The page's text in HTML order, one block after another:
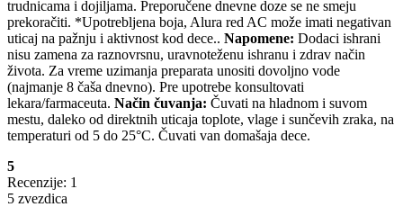
trudnicama i dojiljama. Preporučene dnevne doze se ne smeju
prekoračiti. *Upotrebljena boja, Alura red AC može imati negativan
uticaj na pažnju i aktivnost kod dece.. Napomene: Dodaci ishrani
nisu zamena za raznovrsnu, uravnoteženu ishranu i zdrav način
života. Za vreme uzimanja preparata unositi dovoljno vode
(najmanje 8 čaša dnevno). Pre upotrebe konsultovati
lekara/farmaceuta. Način čuvanja: Čuvati na hladnom i suvom
mestu, daleko od direktnih uticaja toplote, vlage i sunčevih zraka, na
temperaturi od 5 do 25°C. Čuvati van domašaja dece.
5
Recenzije: 1
5 zvezdica